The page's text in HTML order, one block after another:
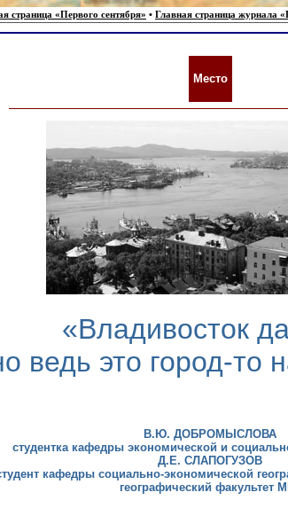
страница «Первого сентября» • Главная страница журнала
Место
«Владивосток
ведь это город-то
В.Ю. ДОБРОМЫСЛОВА
cтудентка кафедры экономической и
Д.Е. СЛАПОГУЗОВ
кафедры социально-экономической
географический факультет